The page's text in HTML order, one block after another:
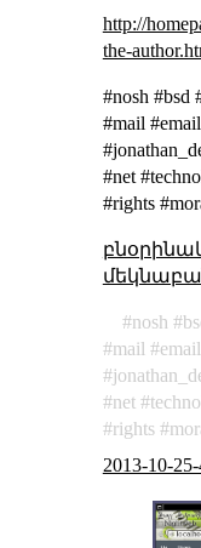
http://
the-
#nosh #bsd
#mail
#net
#rights
nosh
mail
email
net
rights
2013-10-